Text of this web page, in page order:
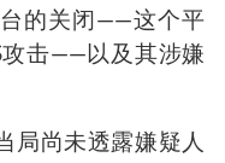
台的关闭——这个平
攻击——以及其涉嫌
局尚未透露嫌疑人